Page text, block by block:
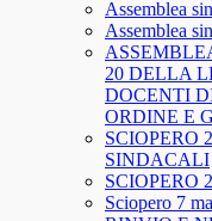
Assemblea
Assemblea
20 DELLA
DOCENTI
ORDINE E
SCIOPERO
SINDACALI
SCIOPERO
Sciopero 7